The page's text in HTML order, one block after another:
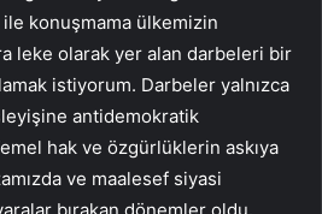
ile konuşmama ülkemizin
leke olarak yer alan darbeleri bir
istiyorum. Darbeler yalnızca
antidemokratik
hak ve özgürlüklerin askıya
ve maalesef siyasi